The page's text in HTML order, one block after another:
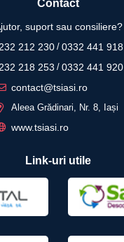
Contact
suport sau consiliere?
212 230 / 0332 441 918
218 253 / 0332 441 920
contact@tsiasi.ro
Aleea Grădinari, Nr. 8, Iași
www.tsiasi.ro
Link-uri utile